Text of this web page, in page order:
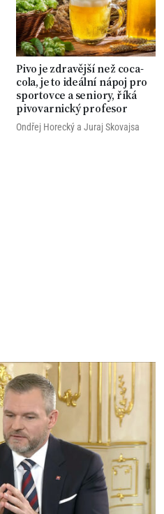
Pivo je zdravější než coca-
cola, je to ideální nápoj pro
sportovce a seniory, říká
pivovarnický profesor
Ondřej Horecký a Juraj Skovajsa